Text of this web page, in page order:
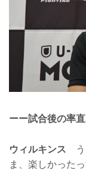
ーー試合後の率
ウィルキンス う
ま、楽しかった